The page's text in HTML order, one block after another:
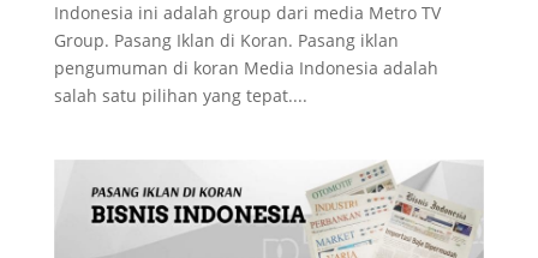
Indonesia ini adalah group dari media Metro TV
Group. Pasang Iklan di Koran. Pasang iklan
pengumuman di koran Media Indonesia adalah
salah satu pilihan yang tepat....